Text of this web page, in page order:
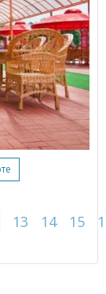
13 14 15